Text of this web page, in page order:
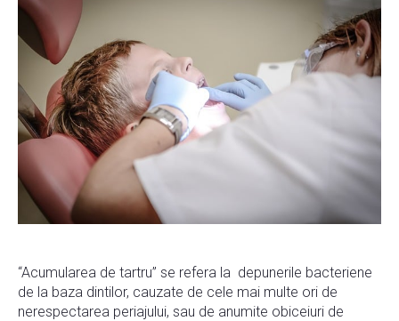
“Acumularea de tartru” se refera la depunerile bacteriene
de la baza dintilor, cauzate de cele mai multe ori de
nerespectarea periajului, sau de anumite obiceiuri de